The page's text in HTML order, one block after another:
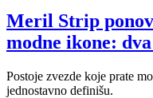
Meril Strip
modne ikone:
Postoje zvezde koje prate
jednostavno definišu.